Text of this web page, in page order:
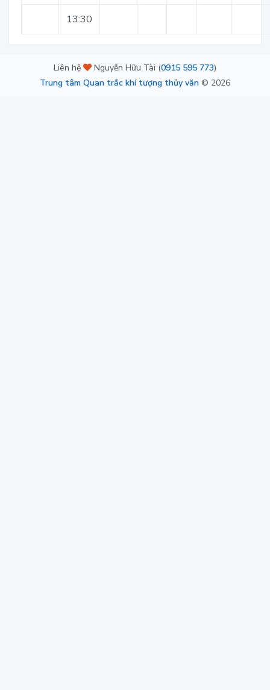
13:30
Liên hệ Nguyễn Hữu Tài (0915 595 773)
Trung tâm Quan trắc khí tượng thủy văn © 2026